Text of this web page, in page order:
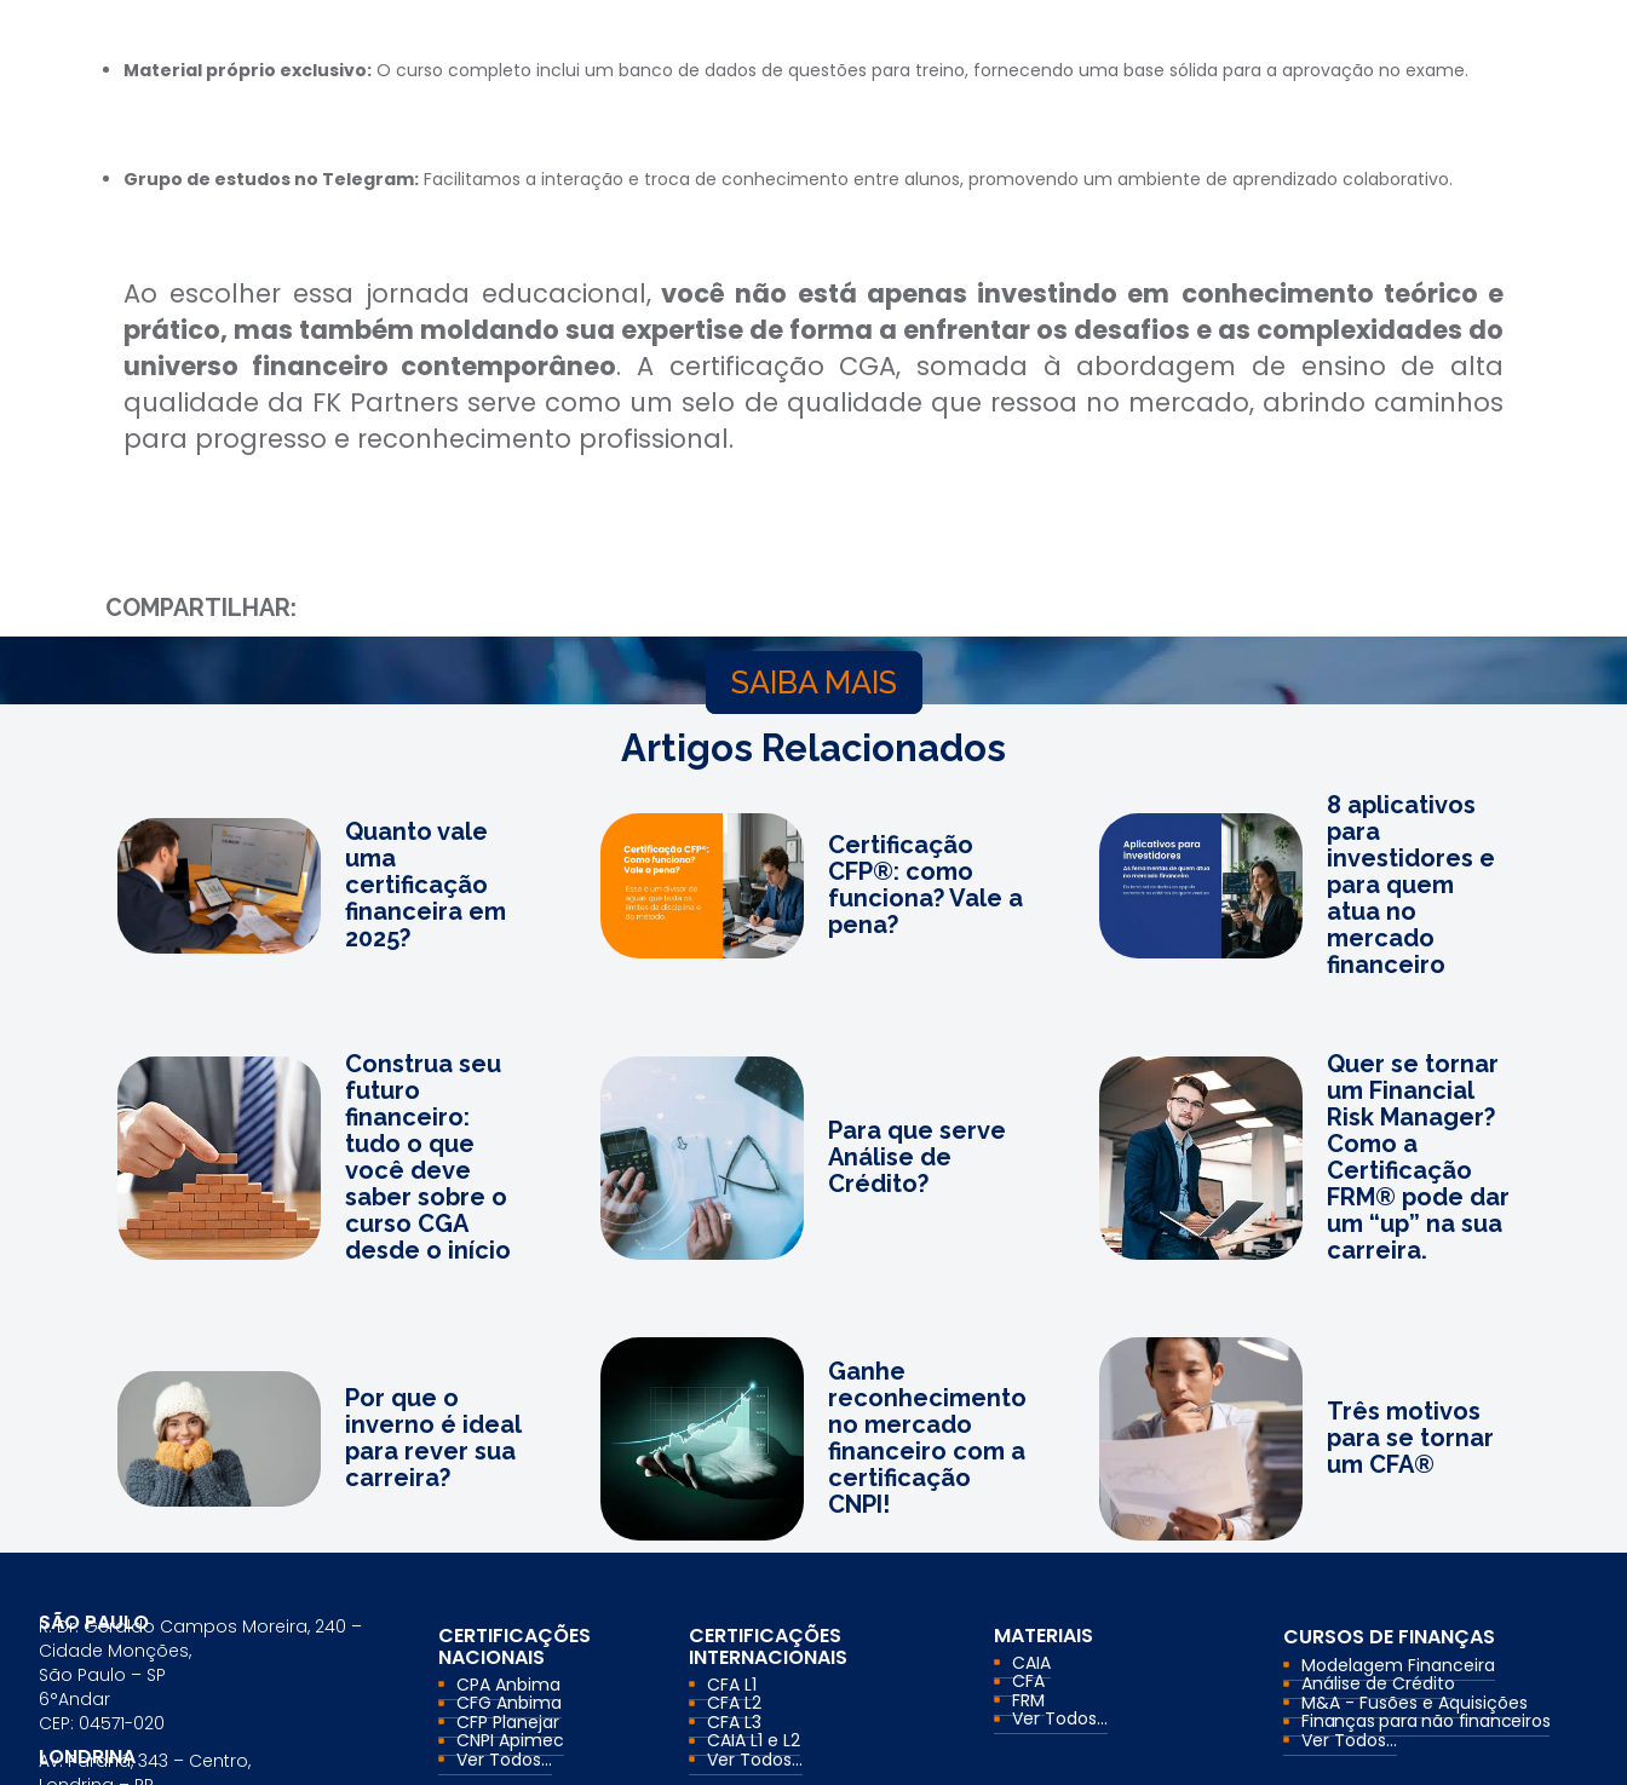
Material próprio exclusivo: O curso completo inclui um banco de dados de questões para treino, fornecendo uma base sólida para a aprovação no exame.
Grupo de estudos no Telegram: Facilitamos a interação e troca de conhecimento entre alunos, promovendo um ambiente de aprendizado colaborativo.
Ao escolher essa jornada educacional, você não está apenas investindo em conhecimento teórico e
prático, mas também moldando sua expertise de forma a enfrentar os desafios e as complexidades do
universo financeiro contemporâneo. A certificação CGA, somada à abordagem de ensino de alta
qualidade da FK Partners serve como um selo de qualidade que ressoa no mercado, abrindo caminhos
para progresso e reconhecimento profissional.
COMPARTILHAR:
SAIBA MAIS
Artigos Relacionados
Quanto vale
uma
certificação
financeira em
2025?
Certificação
CFP®: como
funciona? Vale a
pena?
8 aplicativos
para
investidores e
para quem
atua no
mercado
financeiro
Construa seu
futuro
financeiro:
tudo o que
você deve
saber sobre o
curso CGA
desde o início
Para que serve
Análise de
Crédito?
Quer se tornar
um Financial
Risk Manager?
Como a
Certificação
FRM® pode dar
um “up” na sua
carreira.
Por que o
inverno é ideal
para rever sua
carreira?
Ganhe
reconhecimento
no mercado
financeiro com a
certificação
CNPI!
Três motivos
para se tornar
um CFA®
SÃO PAULO
R. Dr. Geraldo Campos Moreira, 240 –
Cidade Monções,
São Paulo – SP
6°Andar
CEP: 04571-020
LONDRINA
Av. Paraná, 343 – Centro,
CERTIFICAÇÕES
NACIONAIS
CPA Anbima
CFG Anbima
CFP Planejar
CNPI Apimec
Ver Todos...
CERTIFICAÇÕES
INTERNACIONAIS
CFA L1
CFA L2
CFA L3
CAIA L1 e L2
Ver Todos...
MATERIAIS
CAIA
CFA
FRM
Ver Todos...
CURSOS DE FINANÇAS
Modelagem Financeira
Análise de Crédito
M&A - Fusões e Aquisições
Finanças para não financeiros
Ver Todos...